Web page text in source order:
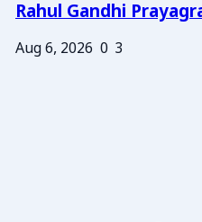
Rahul Gandhi
Aug 6, 2026 0 3